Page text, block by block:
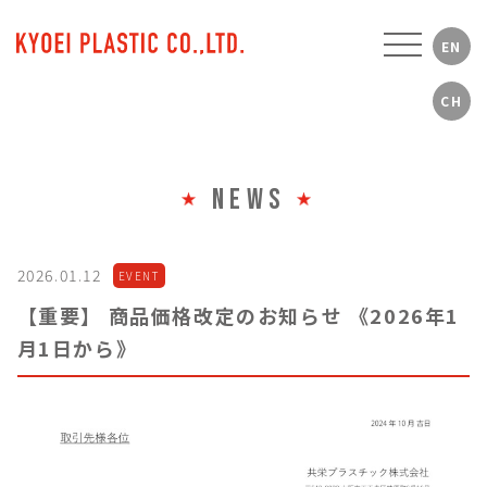
NEWS
2026.01.12 EVENT
【重要】 商品価格改定のお知らせ 《2026年1
月1日から》